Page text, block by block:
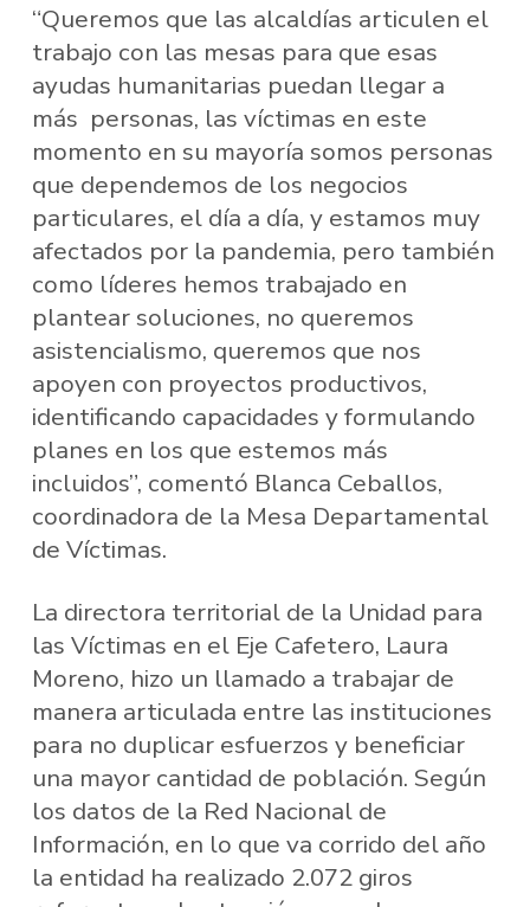
“Queremos que las alcaldías articulen el
trabajo con las mesas para que esas
ayudas humanitarias puedan llegar a
más personas, las víctimas en este
momento en su mayoría somos personas
que dependemos de los negocios
particulares, el día a día, y estamos muy
afectados por la pandemia, pero también
como líderes hemos trabajado en
plantear soluciones, no queremos
asistencialismo, queremos que nos
apoyen con proyectos productivos,
identificando capacidades y formulando
planes en los que estemos más
incluidos”, comentó Blanca Ceballos,
coordinadora de la Mesa Departamental
de Víctimas.
La directora territorial de la Unidad para
las Víctimas en el Eje Cafetero, Laura
Moreno, hizo un llamado a trabajar de
manera articulada entre las instituciones
para no duplicar esfuerzos y beneficiar
una mayor cantidad de población. Según
los datos de la Red Nacional de
Información, en lo que va corrido del año
la entidad ha realizado 2.072 giros